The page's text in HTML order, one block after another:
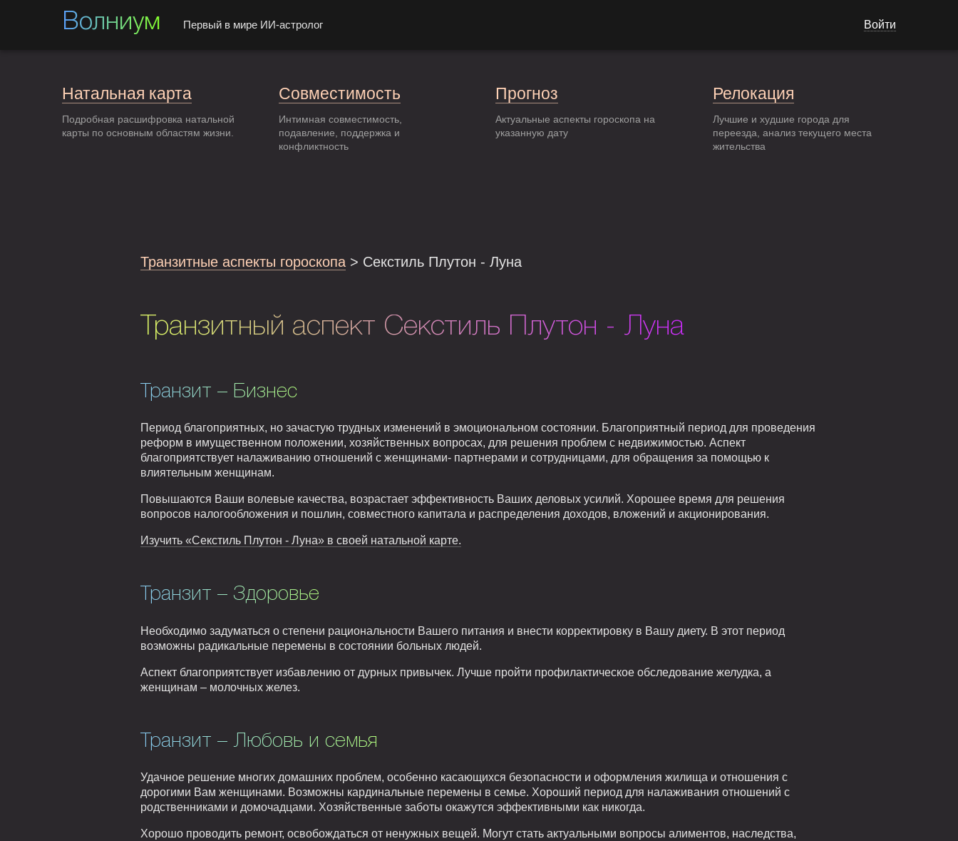
Волниум Первый в мире ИИ-астролог Войти
Натальная карта
Подробная расшифровка натальной
карты по основным областям жизни.
Совместимость
Интимная совместимость,
подавление, поддержка и
конфликтность
Прогноз
Актуальные аспекты гороскопа на
указанную дату
Релокация
Лучшие и худшие города для
переезда, анализ текущего места
жительства
Транзитные аспекты гороскопа > Секстиль Плутон - Луна
Транзитный аспект Секстиль Плутон - Луна
Транзит – Бизнес
Период благоприятных, но зачастую трудных изменений в эмоциональном состоянии. Благоприятный период для проведения
реформ в имущественном положении, хозяйственных вопросах, для решения проблем с недвижимостью. Аспект
благоприятствует налаживанию отношений с женщинами- партнерами и сотрудницами, для обращения за помощью к
влиятельным женщинам.
Повышаются Ваши волевые качества, возрастает эффективность Ваших деловых усилий. Хорошее время для решения
вопросов налогообложения и пошлин, совместного капитала и распределения доходов, вложений и акционирования.
Изучить «Секстиль Плутон - Луна» в своей натальной карте.
Транзит – Здоровье
Необходимо задуматься о степени рациональности Вашего питания и внести корректировку в Вашу диету. В этот период
возможны радикальные перемены в состоянии больных людей.
Аспект благоприятствует избавлению от дурных привычек. Лучше пройти профилактическое обследование желудка, а
женщинам – молочных желез.
Транзит – Любовь и семья
Удачное решение многих домашних проблем, особенно касающихся безопасности и оформления жилища и отношения с
дорогими Вам женщинами. Возможны кардинальные перемены в семье. Хороший период для налаживания отношений с
родственниками и домочадцами. Хозяйственные заботы окажутся эффективными как никогда.
Хорошо проводить ремонт, освобождаться от ненужных вещей. Могут стать актуальными вопросы алиментов, наследства,